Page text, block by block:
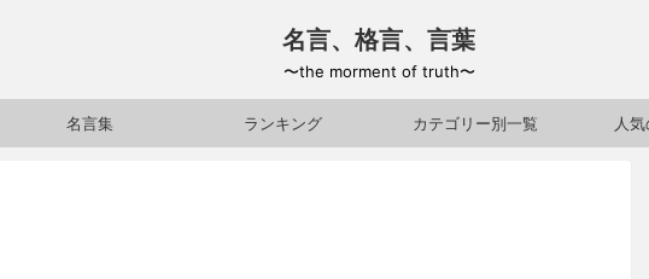
名言、格言、言葉
〜the morment of truth〜
名言集 ランキング カテゴリー別一覧 人